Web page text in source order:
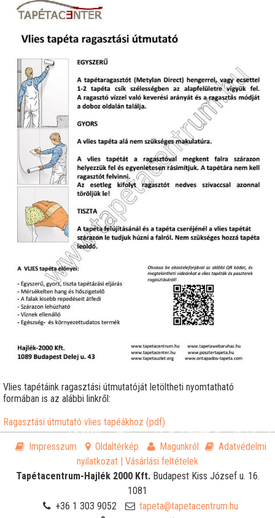
Vlies tapétáink ragasztási útmutatóját letöltheti nyomtatható
formában is az alábbi linkről:
Ragasztási útmutató vlies tapéákhoz (pdf)
Impresszum Oldaltérkép Magunkról
Adatvédelmi
nyilatkozat | Vásárlási feltételek
Tapétacentrum-Hajlék 2000 Kft. Budapest Kiss József u. 16.
1081
+36 1 303 9052
tapeta@tapetacentrum.hu